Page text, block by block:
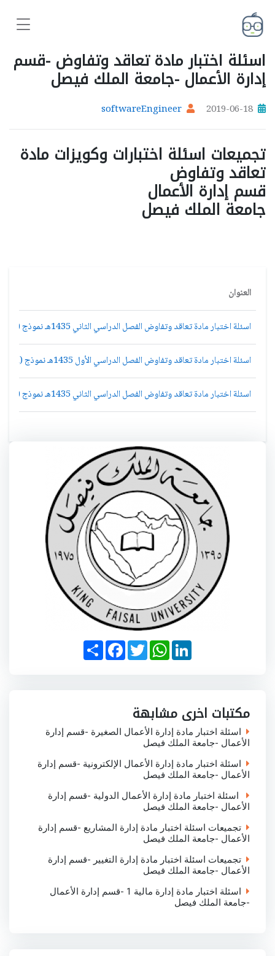
اسئلة اختبار مادة تعاقد وتفاوض -قسم
إدارة الأعمال -جامعة الملك فيصل
2019-06-18
softwareEngineer
تجميعات اسئلة اختبارات وكويزات مادة
تعاقد وتفاوض
قسم إدارة الأعمال
جامعة الملك فيصل
العنوان
اسئلة اختبار مادة تعاقد وتفاوض الفصل الدراسي الثاني 1435هـ نموذج (d)
اسئلة اختبار مادة تعاقد وتفاوض الفصل الدراسي الأول 1435هـ نموذج (d)
اسئلة اختبار مادة تعاقد وتفاوض الفصل الدراسي الثاني 1435هـ نموذج (d)
S
h
a
F
a
c
T
w
i
W
h
a
p
p
L
i
n
n
مكتبات اخرى مشابهة
اسئلة اختبار مادة إدارة الأعمال الصغيرة -قسم إدارة
الأعمال -جامعة الملك فيصل
اسئلة اختبار مادة إدارة الأعمال الإلكترونية -قسم إدارة
الأعمال -جامعة الملك فيصل
اسئلة اختبار مادة إدارة الأعمال الدولية -قسم إدارة
الأعمال -جامعة الملك فيصل
تجميعات اسئلة اختبار مادة إدارة المشاريع -قسم إدارة
الأعمال -جامعة الملك فيصل
تجميعات اسئلة اختبار مادة إدارة التغيير -قسم إدارة
الأعمال -جامعة الملك فيصل
اسئلة اختبار مادة إدارة مالية 1 -قسم إدارة الأعمال
-جامعة الملك فيصل